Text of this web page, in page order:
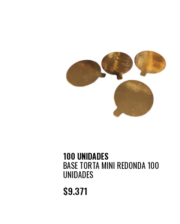
100 UNIDADES
BASE TORTA MINI REDONDA 100
UNIDADES
$9.371